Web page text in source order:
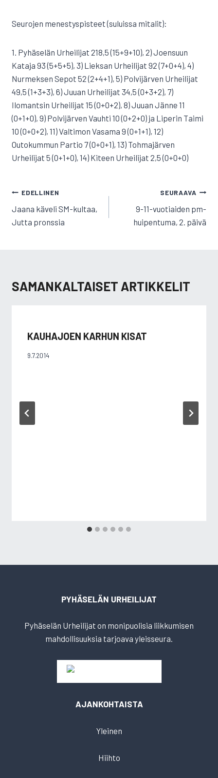
Seurojen menestyspisteet (suluissa mitalit):
1. Pyhäselän Urheilijat 218,5 (15+9+10), 2) Joensuun
Kataja 93 (5+5+5), 3) Lieksan Urheilijat 92 (7+0+4), 4)
Nurmeksen Sepot 52 (2+4+1), 5) Polvijärven Urheilijat
49,5 (1+3+3), 6) Juuan Urheilijat 34,5 (0+3+2), 7)
Ilomantsin Urheilijat 15 (0+0+2), 8) Juuan Jänne 11
(0+1+0), 9) Polvijärven Vauhti 10 (0+2+0) ja Liperin Taimi
10 (0+0+2), 11) Valtimon Vasama 9 (0+1+1), 12)
Outokummun Partio 7 (0+0+1), 13) Tohmajärven
Urheilijat 5 (0+1+0), 14) Kiteen Urheilijat 2,5 (0+0+0)
ARTIKKELIEN
SELAUS
EDELLINEN
Jaana käveli SM-kultaa,
Jutta pronssia
SEURAAVA
9-11-vuotiaiden pm-
huipentuma, 2. päivä
SAMANKALTAISET ARTIKKELIT
KAUHAJOEN KARHUN KISAT
9.7.2014
PYHÄSELÄN URHEILIJAT
Pyhäselän Urheilijat on monipuolisia liikkumisen
mahdollisuuksia tarjoava yleisseura.
AJANKOHTAISTA
Yleinen
Hiihto